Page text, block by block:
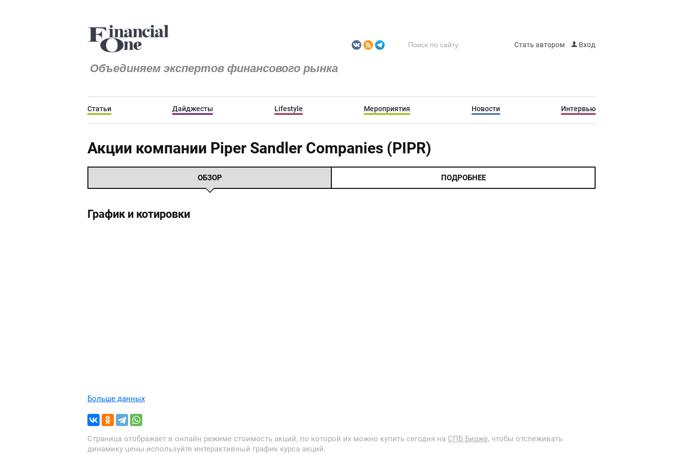
Объединяем экспертов финансового рынка
Стать автором Вход
Статьи Дайджесты Lifestyle Мероприятия Новости Интервью
Акции компании Piper Sandler Companies (PIPR)
ОБЗОР ПОДРОБНЕЕ
График и котировки
Больше данных
Страница отображает в онлайн режиме стоимость акций, по которой их можно купить сегодня на СПБ Бирже, чтобы отслеживать
динамику цены используйте интерактивный график курса акций.